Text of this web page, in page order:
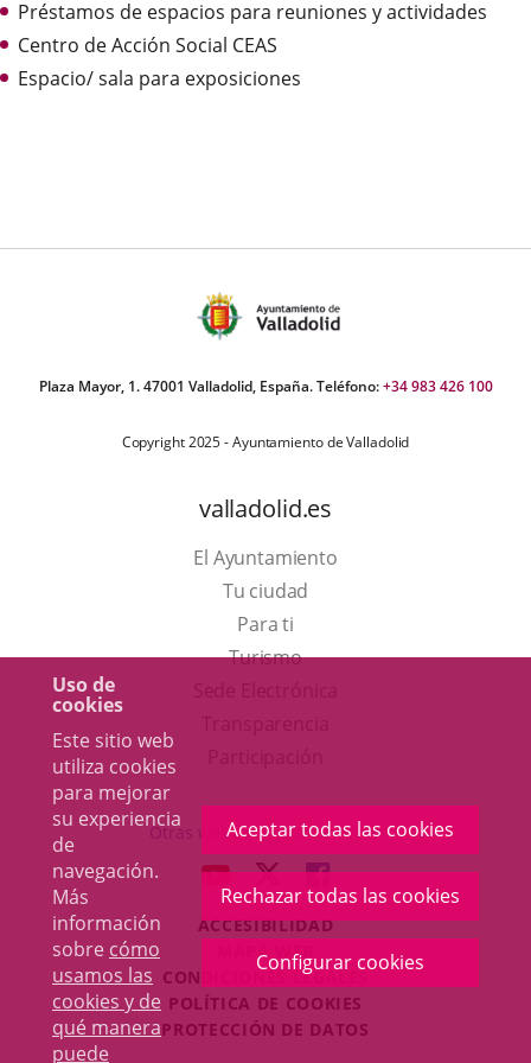
Uso de
cookies
Este sitio web
utiliza cookies
para mejorar
su experiencia
de
navegación.
Más
información
sobre cómo
usamos las
cookies y de
qué manera
puede
Aceptar todas las cookies
Rechazar todas las cookies
Configurar cookies
externa.externa.
Préstamos de espacios para reuniones y actividades
Centro de Acción Social CEAS
Espacio/ sala para exposiciones
Plaza Mayor, 1. 47001 Valladolid, España. Teléfono:+34 983 426 100
Copyright 2025 - Ayuntamiento de Valladolid
valladolid.es
El Ayuntamiento
Tu ciudad
Para ti
TurismoEste
una
ventana
nueva.
externa.
Otras webs del ayuntamiento
ENLACE
A
UNA
APLICACIÓN
EXTERNA.
ENLACE
A
UNA
APLICACIÓN
EXTERNA.
ENLACE
A
UNA
APLICACIÓN
EXTERNA.
ACCESIBILIDAD
MAPA WEB
CONDICIONES LEGALES
POLÍTICA DE COOKIES
PROTECCIÓN DE DATOS